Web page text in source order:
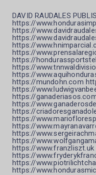
DAVID RAUDALES
https://
https://
https://
https://
https://
https://
https://
https://
https://mundohn.com
https://
https://
https://
https://
https://
https://
https://
https://
https://www.franzliszt.uk
https://
https://
https://